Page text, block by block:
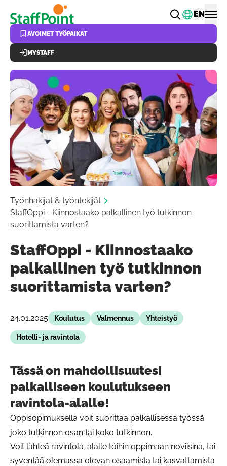
Hyppää pääsisältöön Vaihda
EN
AVOIMET TYÖPAIKAT
MYSTAFF
Työnhakijat & työntekijät
StaffOppi - Kiinnostaako palkallinen työ tutkinnon
suorittamista varten?
StaffOppi - Kiinnostaako
palkallinen työ tutkinnon
suorittamista varten?
24.01.2025 Koulutus Valmennus Yhteistyö
Hotelli- ja ravintola
Tässä on mahdollisuutesi
palkalliseen koulutukseen
ravintola-alalle!
Oppisopimuksella voit suorittaa palkallisessa työssä
joko tutkinnon osan tai koko tutkinnon.
Voit lähteä ravintola-alalle töihin oppimaan noviisina, tai
syventää olemassa olevan osaamista tai kasvattamista